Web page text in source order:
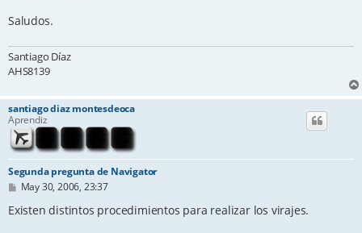
Saludos.
Santiago Díaz
AHS8139
santiago diaz montesdeoca
Aprendiz
Segunda pregunta de Navigator
P
s
May 30, 2006, 23:37
Existen distintos procedimientos para realizar los virajes.